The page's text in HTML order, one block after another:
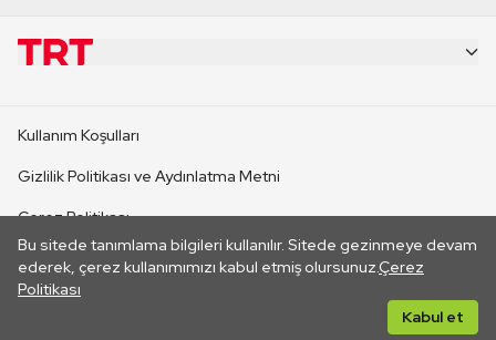
Bu sitede tanımlama bilgileri kullanılır. Sitede gezinmeye devam
ederek, çerez kullanımımızı kabul etmiş olursunuz.Çerez
Politikası
Kabul et
CANLI YAYINLAR
Kullanım Koşulları
Gizlilik Politikası ve Aydınlatma Metni
Çerez Politikası
İletişim
Her hakkı saklıdır. ©2026 TRT. Bağlantı yoluyla gidilen dış